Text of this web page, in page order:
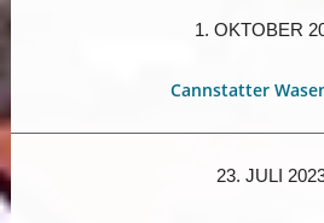
1. OKTOBER
Cannstatter
23. JULI